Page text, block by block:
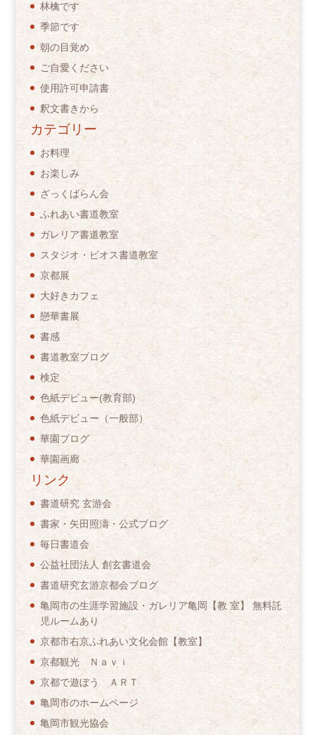
林檎です
季節です
朝の目覚め
ご自愛ください
使用許可申請書
釈文書きから
カテゴリー
お料理
お楽しみ
ざっくばらん会
ふれあい書道教室
ガレリア書道教室
スタジオ・ビオス書道教室
京都展
大好きカフェ
戀華書展
書感
書道教室ブログ
検定
色紙デビュー(教育部)
色紙デビュー（一般部）
華園ブログ
華園画廊
リンク
書道研究 玄游会
書家・矢田照濤・公式ブログ
毎日書道会
公益社団法人 創玄書道会
書道研究玄游京都会ブログ
亀岡市の生涯学習施設・ガレリア亀岡【教 室】 無料託
児ルームあり
京都市右京ふれあい文化会館【教室】
京都観光 Ｎａｖｉ
京都で遊ぼう ＡＲＴ
亀岡市のホームページ
亀岡市観光協会